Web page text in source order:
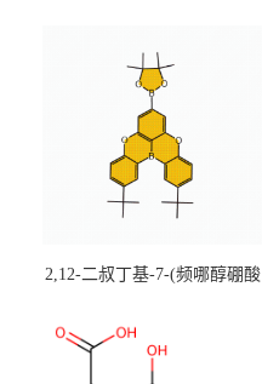
2,12-二叔丁基-7-(频哪醇硼酸
[3,2,1-de]蒽CAS号2648896-